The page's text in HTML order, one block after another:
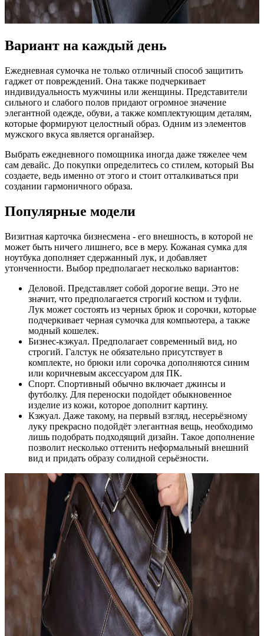
Вариант на каждый день
Ежедневная сумочка не только отличный способ защитить
гаджет от повреждений. Она также подчеркивает
индивидуальность мужчины или женщины. Представители
сильного и слабого полов придают огромное значение
элегантной одежде, обуви, а также комплектующим деталям,
которые формируют целостный образ. Одним из элементов
мужского вкуса является органайзер.
Выбрать ежедневного помощника иногда даже тяжелее чем
сам девайс. До покупки определитесь со стилем, который Вы
создаете, ведь именно от этого и стоит отталкиваться при
создании гармоничного образа.
Популярные модели
Визитная карточка бизнесмена - его внешность, в которой не
может быть ничего лишнего, все в меру. Кожаная сумка для
ноутбука дополняет сдержанный лук, и добавляет
утонченности. Выбор предполагает несколько вариантов:
Деловой. Представляет собой дорогие вещи. Это не
значит, что предполагается строгий костюм и туфли.
Лук может состоять из черных брюк и сорочки, которые
подчеркивает черная сумочка для компьютера, а также
модный кошелек.
Бизнес-кэжуал. Предполагает современный вид, но
строгий. Галстук не обязательно присутствует в
комплекте, но брюки или сорочка дополняются синим
или коричневым аксессуаром для ПК.
Спорт. Спортивный обычно включает джинсы и
футболку. Для переноски подойдет обыкновенное
изделие из кожи, которое дополнит картину.
Кэжуал. Даже такому, на первый взгляд, несерьёзному
луку прекрасно подойдёт элегантная вещь, необходимо
лишь подобрать подходящий дизайн. Такое дополнение
позволит несколько оттенить неформальный внешний
вид и придать образу солидной серьёзности.